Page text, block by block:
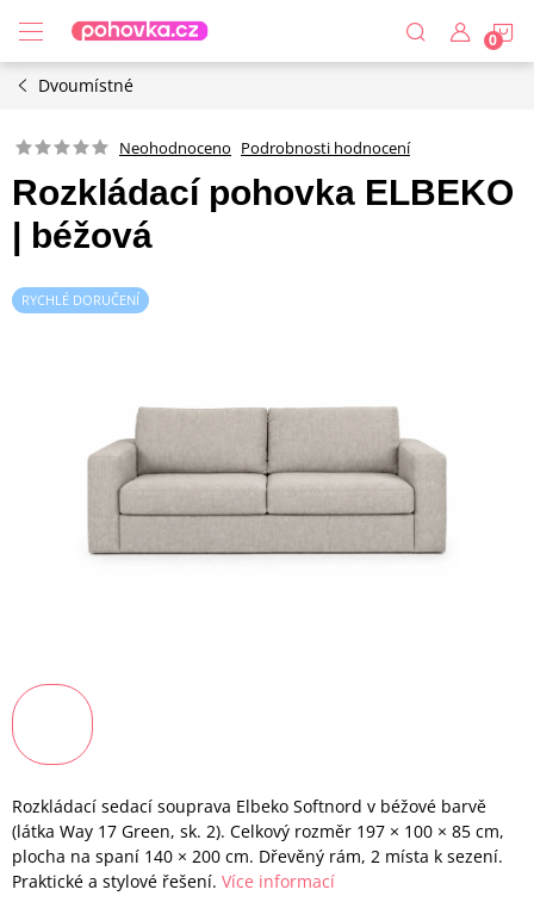
obsah
Dvoumístné
Neohodnoceno Podrobnosti hodnocení
Rozkládací pohovka ELBEKO
| béžová
RYCHLÉ DORUČENÍ
Rozkládací sedací souprava Elbeko Softnord v béžové barvě
(látka Way 17 Green, sk. 2). Celkový rozměr 197 × 100 × 85 cm,
plocha na spaní 140 × 200 cm. Dřevěný rám, 2 místa k sezení.
Praktické a stylové řešení. Více informací